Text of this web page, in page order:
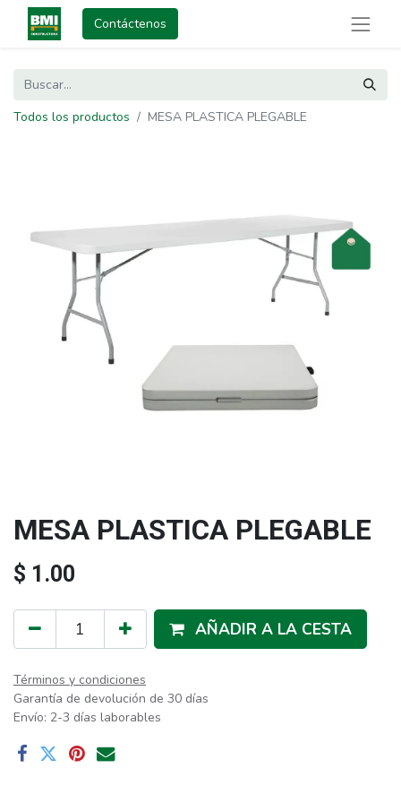
Contáctenos
Todos los productos MESA PLASTICA PLEGABLE
MESA PLASTICA PLEGABLE
$ 1.00
AÑADIR A LA CESTA
Términos y condiciones
Garantía de devolución de 30 días
Envío: 2-3 días laborables